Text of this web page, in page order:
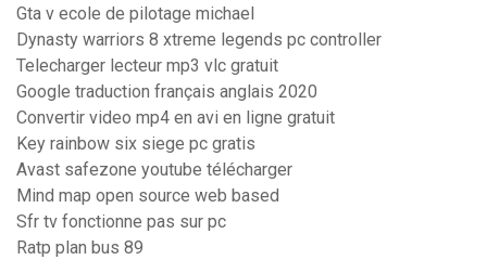
Gta v ecole de pilotage michael
Dynasty warriors 8 xtreme legends pc controller
Telecharger lecteur mp3 vlc gratuit
Google traduction français anglais 2020
Convertir video mp4 en avi en ligne gratuit
Key rainbow six siege pc gratis
Avast safezone youtube télécharger
Mind map open source web based
Sfr tv fonctionne pas sur pc
Ratp plan bus 89